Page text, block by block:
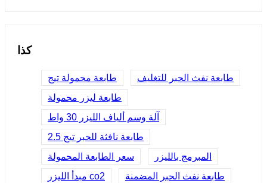
كذا
طابعة محمولة تيج
طابعة نفث الحبر للتغليف
طابعة ليزر محمولة
آلة وسم ألياف الليزر 30 واط
طابعة نافثة للحبر تيج 2.5
سعر الطابعة المحمولة
المبرمج بالليزر
مبدأ الليزر co2
طابعة نفث الحبر المضمنة